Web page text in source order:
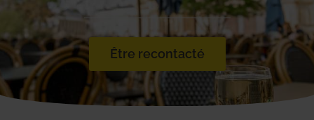
Être recontacté